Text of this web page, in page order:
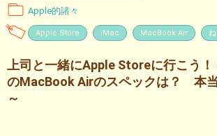
Apple的諸々
Apple Store iMac MacBook Air
上司と一緒にApple Storeに行こう
のMacBook Airのスペックは？ 本
～